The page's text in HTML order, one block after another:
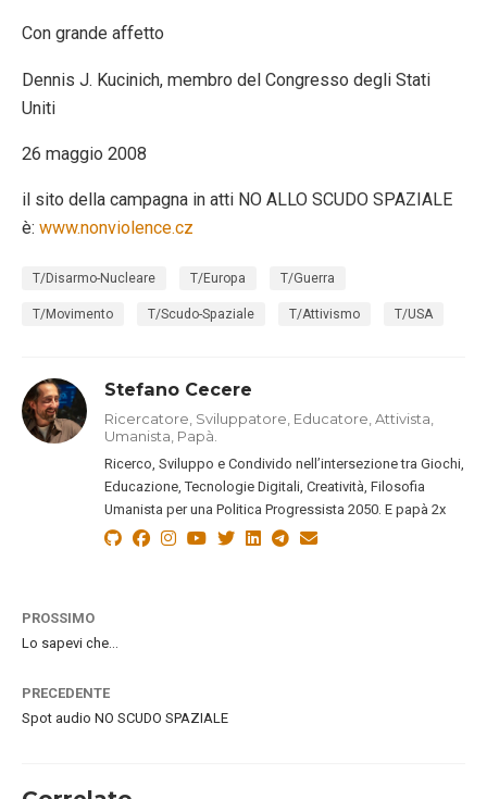
Con grande affetto
Dennis J. Kucinich, membro del Congresso degli Stati
Uniti
26 maggio 2008
il sito della campagna in atti NO ALLO SCUDO SPAZIALE
è: www.nonviolence.cz
T/Disarmo-Nucleare T/Europa T/Guerra
T/Movimento T/Scudo-Spaziale T/Attivismo T/USA
Stefano Cecere
Ricercatore, Sviluppatore, Educatore, Attivista,
Umanista, Papà.
Ricerco, Sviluppo e Condivido nell’intersezione tra Giochi,
Educazione, Tecnologie Digitali, Creatività, Filosofia
Umanista per una Politica Progressista 2050. E papà 2x
PROSSIMO
Lo sapevi che…
PRECEDENTE
Spot audio NO SCUDO SPAZIALE